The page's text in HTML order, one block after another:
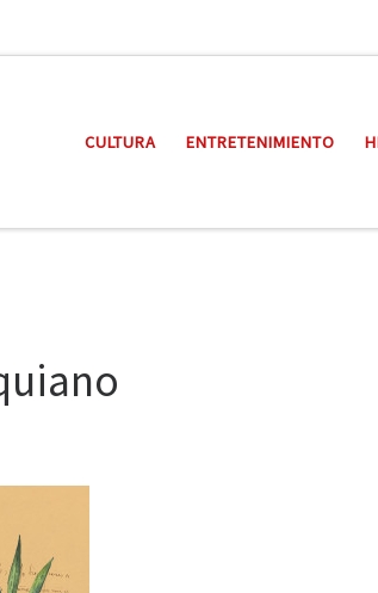
CULTURA ENTRETENIMIENTO